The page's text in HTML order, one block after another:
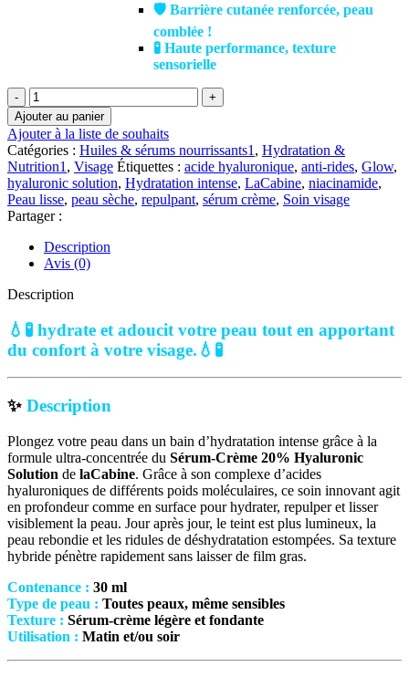
🛡️ Barrière cutanée renforcée, peau
comblée !
🧪 Haute performance, texture
sensorielle
quantité
de
laCabine
20%
Hyaluronic
Solution
Serum
Crème
|
30
ml
Ajouter au panier
Ajouter à la liste de souhaits
Catégories : Huiles & sérums nourrissants1 , Hydratation &
Nutrition1 , Visage Étiquettes : acide hyaluronique, anti-rides, Glow,
hyaluronic solution, Hydratation intense, LaCabine, niacinamide,
Peau lisse, peau sèche, repulpant, sérum crème, Soin visage
Partager :
Description
Avis (0)
Description
💧🧪 hydrate et adoucit votre peau tout en apportant
du confort à votre visage. 💧🧪
✨ Description
Plongez votre peau dans un bain d’hydratation intense grâce à la
formule ultra-concentrée du Sérum-Crème 20% Hyaluronic
Solution de laCabine. Grâce à son complexe d’acides
hyaluroniques de différents poids moléculaires, ce soin innovant agit
en profondeur comme en surface pour hydrater, repulper et lisser
visiblement la peau. Jour après jour, le teint est plus lumineux, la
peau rebondie et les ridules de déshydratation estompées. Sa texture
hybride pénètre rapidement sans laisser de film gras.
Contenance : 30 ml
Type de peau : Toutes peaux, même sensibles
Texture : Sérum-crème légère et fondante
Utilisation : Matin et/ou soir